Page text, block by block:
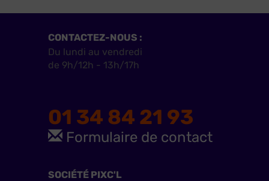
CONTACTEZ-NOUS :
Du lundi au vendredi
de 9h/12h - 13h/17h
01 34 84 21 93
Formulaire de contact
SOCIÉTÉ PIXC'L